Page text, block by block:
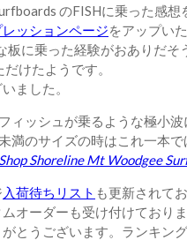
のFISHに乗った感想
ッションページをアップい
板に乗った経験がおありだそ
けたようです。
ました。
ィッシュが乗るような極小
満のサイズの時はこれ一本で
Shop Shoreline Mt Woodgee
入荷待ちリスト も更新されて
オーダーも受け付けており
とうございます。ランキン